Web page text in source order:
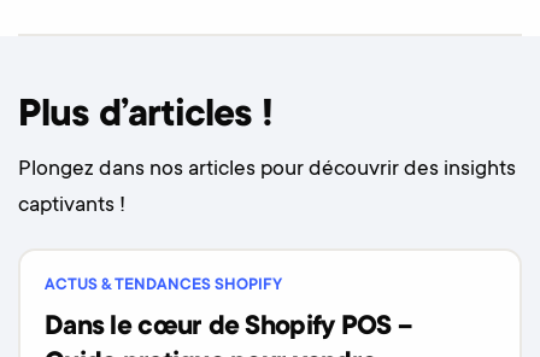
Plus d’articles !
Plongez dans nos articles pour découvrir des insights
captivants !
ACTUS & TENDANCES SHOPIFY
Dans le cœur de Shopify POS –